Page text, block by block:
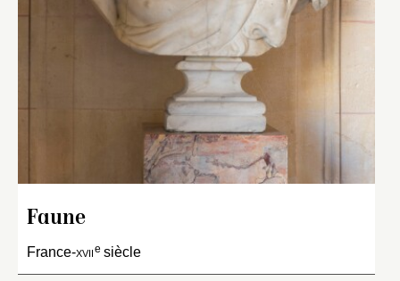
Faune
France-xviie siècle